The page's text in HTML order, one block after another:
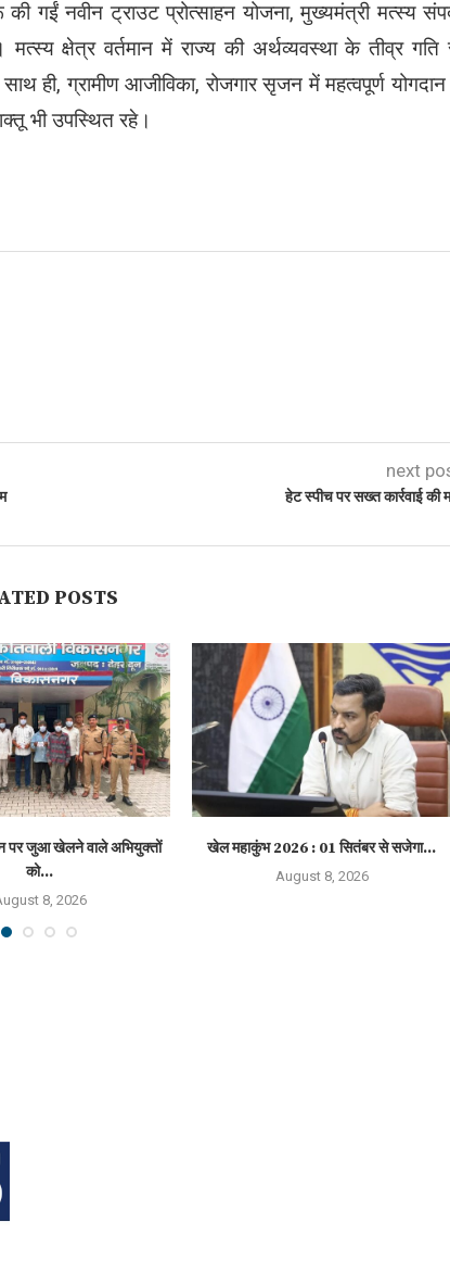
गईं नवीन ट्राउट प्रोत्साहन योजना, मुख्यमंत्री मत्स्य
क्षेत्र वर्तमान में राज्य की अर्थव्यवस्था के तीव्र
ही, ग्रामीण आजीविका, रोजगार सृजन में महत्वपूर्ण
भी उपस्थित रहे।
next
हेट स्पीच पर सख्त कार्रवाई की
POSTS
पर जुआ खेलने वाले अभियुक्तों
को...
8, 2026
खेल महाकुंभ 2026 : 01 सितंबर से सजेगा...
August 8, 2026